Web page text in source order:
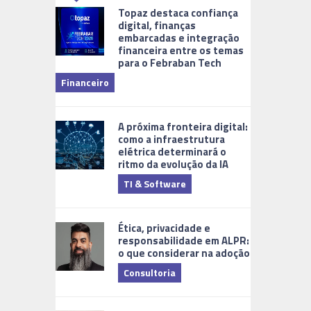
Topaz destaca confiança
digital, finanças
embarcadas e integração
financeira entre os temas
para o Febraban Tech
Financeiro
A próxima fronteira digital:
como a infraestrutura
elétrica determinará o
ritmo da evolução da IA
TI & Software
Ética, privacidade e
responsabilidade em ALPR:
o que considerar na adoção
Consultoria